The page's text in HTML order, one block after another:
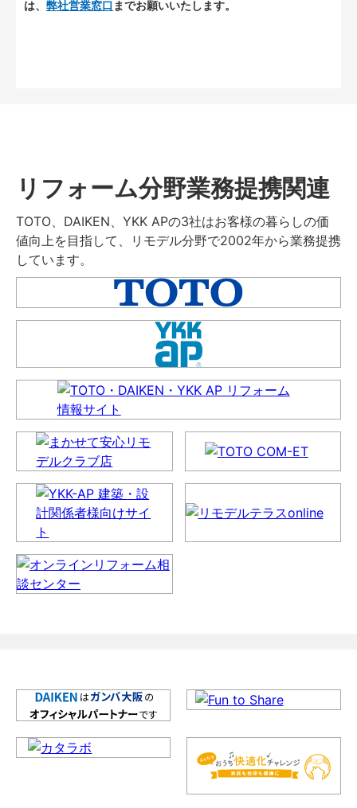
は、 弊社営業窓口 までお願いいたします。
リフォーム分野業務提携関連
TOTO、DAIKEN、YKK APの3社はお客様の暮らしの価
値向上を目指して、リモデル分野で2002年から業務提携
しています。